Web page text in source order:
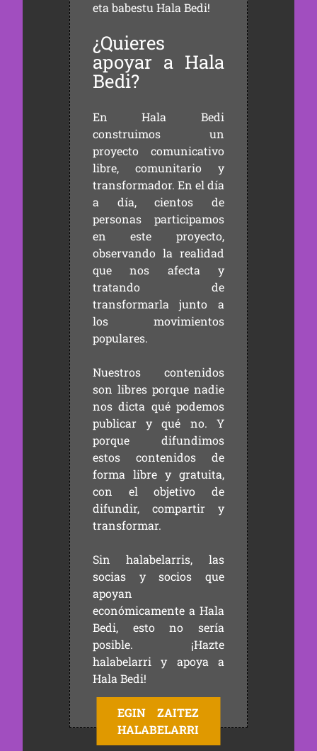
eta babestu Hala Bedi!
¿Quieres
apoyar a Hala
Bedi?
En Hala Bedi
construimos un
proyecto comunicativo
libre, comunitario y
transformador. En el día
a día, cientos de
personas participamos
en este proyecto,
observando la realidad
que nos afecta y
tratando de
transformarla junto a
los movimientos
populares.
Nuestros contenidos
son libres porque nadie
nos dicta qué podemos
publicar y qué no. Y
porque difundimos
estos contenidos de
forma libre y gratuita,
con el objetivo de
difundir, compartir y
transformar.
Sin halabelarris, las
socias y socios que
apoyan
económicamente a Hala
Bedi, esto no sería
posible. ¡Hazte
halabelarri y apoya a
Hala Bedi!
EGIN ZAITEZ
HALABELARRI